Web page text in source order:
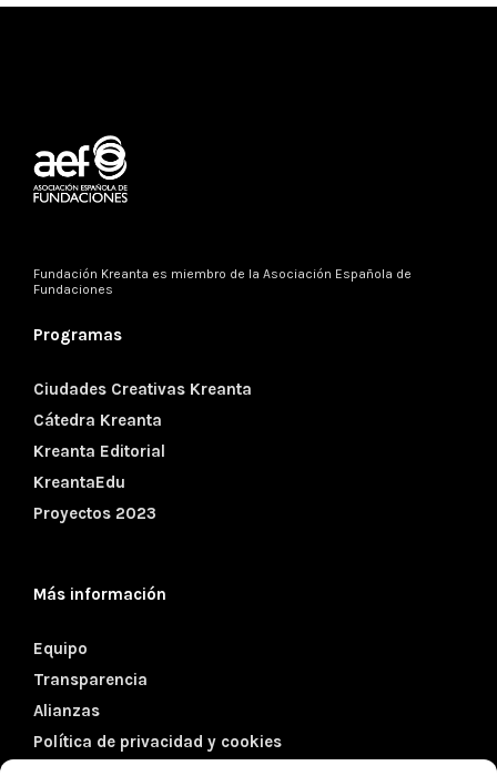
Fundación Kreanta es miembro de la Asociación Española de
Fundaciones
Programas
Ciudades Creativas Kreanta
Cátedra Kreanta
Kreanta Editorial
KreantaEdu
Proyectos 2023
Más información
Equipo
Transparencia
Alianzas
Política de privacidad y cookies